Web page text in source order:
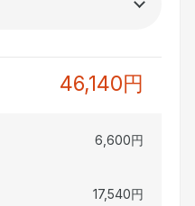
46,140円
6,600円
17,540円